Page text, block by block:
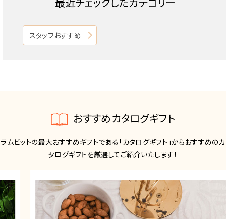
スタッフおすすめ
おすすめカタログギフト
ラムビットの最大おすすめギフトである「カタログギフト」からおすすめのカ
タログギフトを厳選してご紹介いたします！